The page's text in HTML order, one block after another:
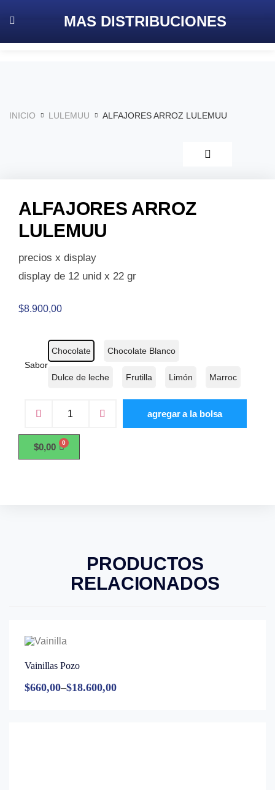
MAS DISTRIBUCIONES
INICIO LULEMUU ALFAJORES ARROZ LULEMUU
ALFAJORES ARROZ
LULEMUU
precios x display
display de 12 unid x 22 gr
$8.900,00
Sabor
Chocolate Chocolate Blanco
Dulce de leche Frutilla Limón Marroc
agregar a la bolsa
$0,00
PRODUCTOS
RELACIONADOS
Vainillas Pozo
$660,00–$18.600,00